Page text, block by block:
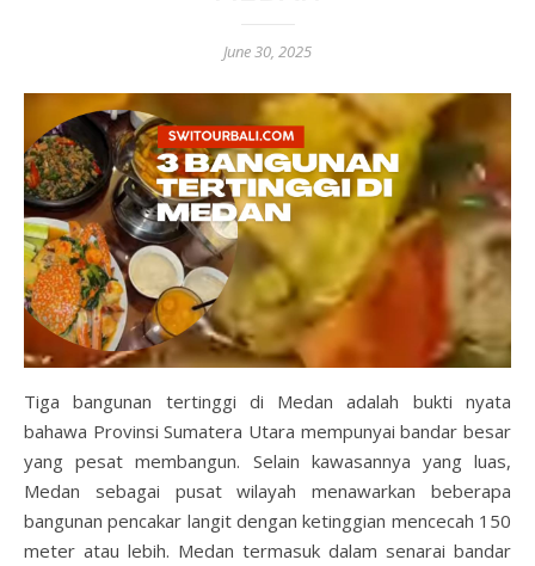
June 30, 2025
Tiga bangunan tertinggi di Medan adalah bukti nyata
bahawa Provinsi Sumatera Utara mempunyai bandar besar
yang pesat membangun. Selain kawasannya yang luas,
Medan sebagai pusat wilayah menawarkan beberapa
bangunan pencakar langit dengan ketinggian mencecah 150
meter atau lebih. Medan termasuk dalam senarai bandar